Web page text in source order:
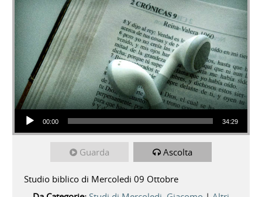
Audio Player
00:00 34:29
Guarda Ascolta
Studio biblico di Mercoledi 09 Ottobre